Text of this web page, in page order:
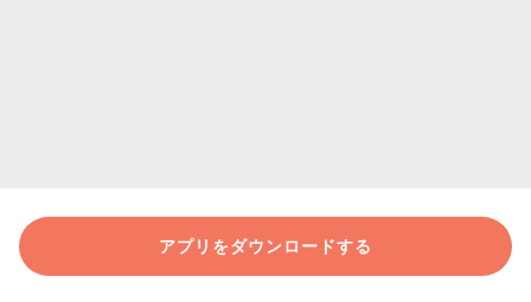
アプリをダウンロードする